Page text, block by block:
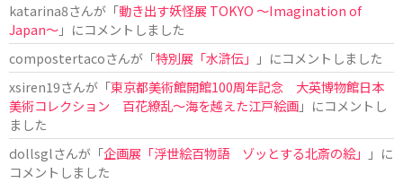
katarina8さんが「動き出す妖怪展 TOKYO 〜Imagination of
Japan〜」にコメントしました
compostertacoさんが「特別展「水滸伝」
」にコメントしました
xsiren19さんが「東京都美術館開館100周年記念 大英博物館日本
美術コレクション 百花繚乱～海を越えた江戸絵画」にコメントし
ました
dollsglさんが「企画展「浮世絵百物語 ゾッとする北斎の絵」
」に
コメントしました